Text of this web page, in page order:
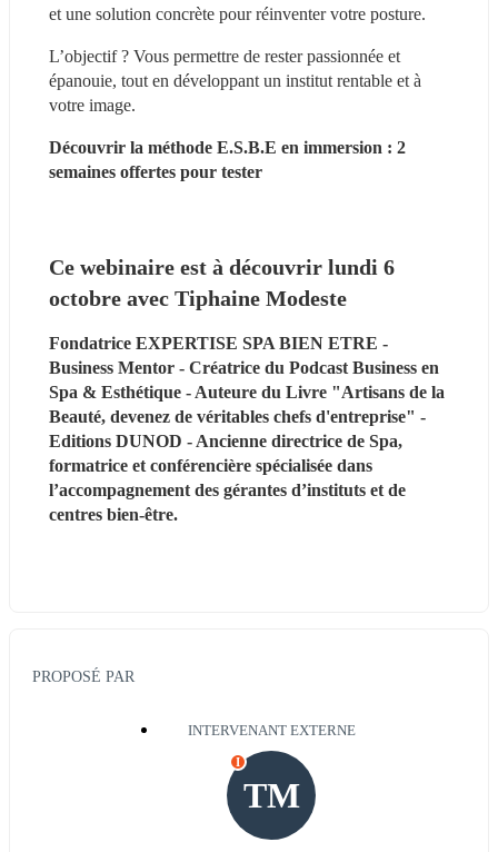
et une solution concrète pour réinventer votre posture.
L’objectif ? Vous permettre de rester passionnée et
épanouie, tout en développant un institut rentable et à
votre image.
Découvrir la méthode E.S.B.E en immersion : 2
semaines offertes pour tester
Ce webinaire est à découvrir lundi 6
octobre avec Tiphaine Modeste
Fondatrice EXPERTISE SPA BIEN ETRE -
Business Mentor - Créatrice du Podcast Business en
Spa & Esthétique - Auteure du Livre "Artisans de la
Beauté, devenez de véritables chefs d'entreprise" -
Editions DUNOD - Ancienne directrice de Spa,
formatrice et conférencière spécialisée dans
l’accompagnement des gérantes d’instituts et de
centres bien-être.
PROPOSÉ PAR
INTERVENANT EXTERNE
TM
I